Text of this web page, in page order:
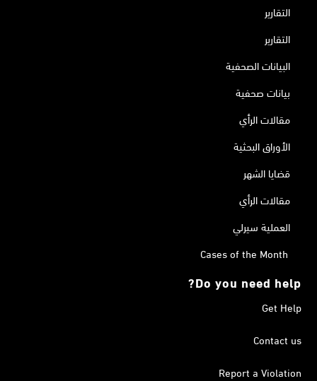
التقارير
التقارير
البيانات الصحفية
بيانات صحفية
مقالات الرأي
الأوراق البحثية
قضايا الشهر
مقالات الرأي
العملية سيرلي
Cases of the Month
Do you need help?
Get Help
Contact us
Report a Violation